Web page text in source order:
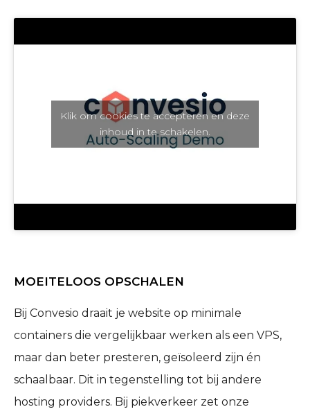
MOEITELOOS OPSCHALEN
Bij Convesio draait je website op minimale
containers die vergelijkbaar werken als een VPS,
maar dan beter presteren, geïsoleerd zijn én
schaalbaar. Dit in tegenstelling tot bij andere
hosting providers. Bij piekverkeer zet onze
Klik om cookies te accepteren en deze
inhoud in te schakelen.